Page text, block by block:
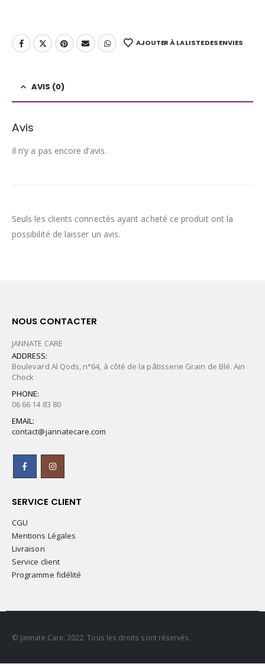
AJOUTER À LA LISTE DES ENVIES
AVIS (0)
Avis
Il n’y a pas encore d’avis.
Seuls les clients connectés ayant acheté ce produit ont la
possibilité de laisser un avis.
NOUS CONTACTER
JANNATE CARE
ADDRESS:
Boulevard Al Qods, n°64, à côté de la pâtisserie Grain de Blé. Ain
Chock
PHONE:
06 66 14 83 80
EMAIL:
contact@jannatecare.com
SERVICE CLIENT
CGU
Mentions Légales
Livraison
Service client
Programme fidélité
© Jannate Care. 2022. Tous les droits sont réservés.